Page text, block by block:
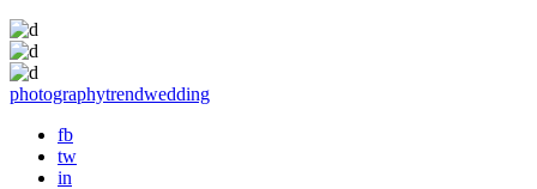
photographytrendwedding
fb
tw
in